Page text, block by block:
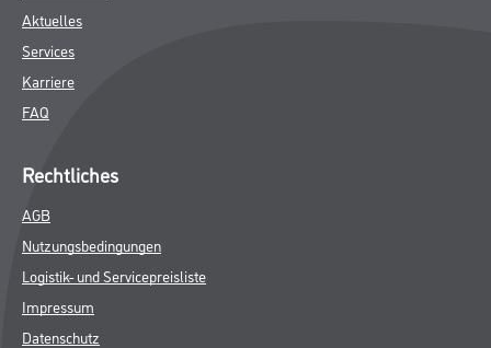
Aktuelles
Services
Karriere
FAQ
Rechtliches
AGB
Nutzungsbedingungen
Logistik- und Servicepreisliste
Impressum
Datenschutz